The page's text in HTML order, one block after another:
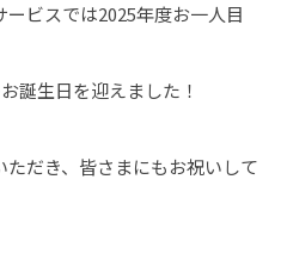
ビスでは2025年度お一人目
誕生日を迎えました！
だき、皆さまにもお祝いして
丸の内ヒルズ
サン・オーク